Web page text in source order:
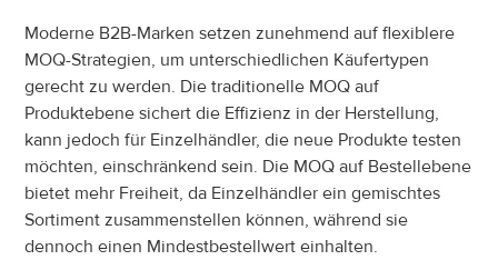
Moderne B2B-Marken setzen zunehmend auf flexiblere
MOQ-Strategien, um unterschiedlichen Käufertypen
gerecht zu werden. Die traditionelle MOQ auf
Produktebene sichert die Effizienz in der Herstellung,
kann jedoch für Einzelhändler, die neue Produkte testen
möchten, einschränkend sein. Die MOQ auf Bestellebene
bietet mehr Freiheit, da Einzelhändler ein gemischtes
Sortiment zusammenstellen können, während sie
dennoch einen Mindestbestellwert einhalten.